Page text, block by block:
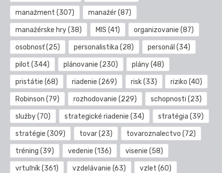
manažment (307) manažér(87)
manažérske hry(38) MIS (41) organizovanie (87)
osobnosť(25) personalistika (28) personál (34)
pilot (344) plánovanie (230) plány(48)
pristátie (68) riadenie (269) risk(33) riziko (40)
Robinson (79) rozhodovanie (229) schopnosti (23)
služby(70) strategické riadenie (34) stratégia (39)
stratégie (309) tovar(23) tovaroznalectvo (72)
tréning (39) vedenie (136) visenie (58)
vrtuľník(361) vzdelávanie (63) vzlet (60)